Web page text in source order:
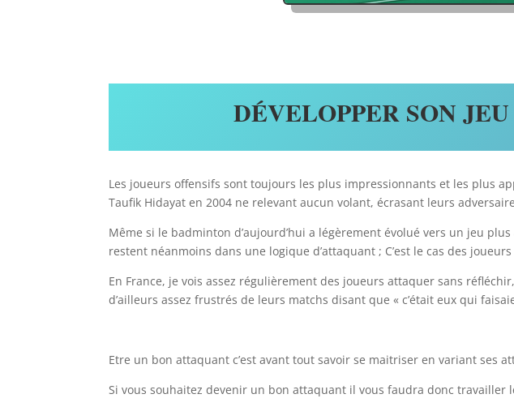
DÉVELOPPER SON
Les joueurs offensifs sont toujours les plus impressionnants et les plus
Taufik Hidayat en 2004 ne relevant aucun volant, écrasant leurs
Même si le badminton d’aujourd’hui a légèrement évolué vers un jeu
restent néanmoins dans une logique d’attaquant ; C’est le cas des
En France, je vois assez régulièrement des joueurs attaquer sans
d’ailleurs assez frustrés de leurs matchs disant que « c’était eux qui
Etre un bon attaquant c’est avant tout savoir se maitriser en variant ses
Si vous souhaitez devenir un bon attaquant il vous faudra donc travailler